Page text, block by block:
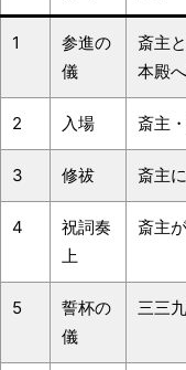
1
参進の
儀
斎主
本殿
2 入場 斎主
3 修祓 斎主
4
祝詞奏
上
斎主
5
誓杯の
儀
三三